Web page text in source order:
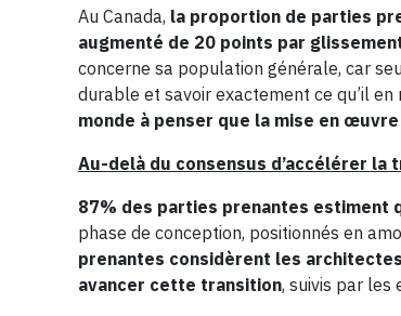
Au Canada, la proportion de parties
augmenté de 20 points par
concerne sa population générale, car
durable et savoir exactement ce qu’il en
monde à penser que la mise en
Au-delà du consensus d’accélérer
87% des parties prenantes estiment
phase de conception, positionnés en
prenantes considèrent les
avancer cette transition, suivis par les